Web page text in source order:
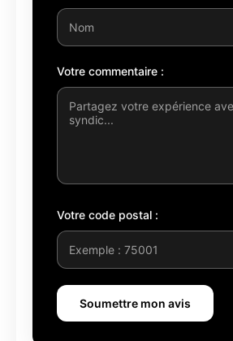
Votre commentaire :
Votre code postal :
Soumettre mon avis